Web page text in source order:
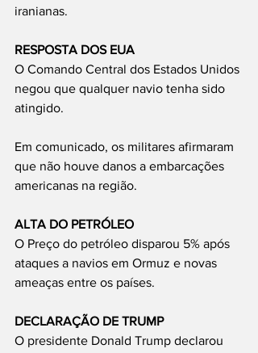
iranianas.
RESPOSTA DOS EUA
O Comando Central dos Estados Unidos
negou que qualquer navio tenha sido
atingido.
Em comunicado, os militares afirmaram
que não houve danos a embarcações
americanas na região.
ALTA DO PETRÓLEO
O Preço do petróleo disparou 5% após
ataques a navios em Ormuz e novas
ameaças entre os países.
DECLARAÇÃO DE TRUMP
O presidente Donald Trump declarou